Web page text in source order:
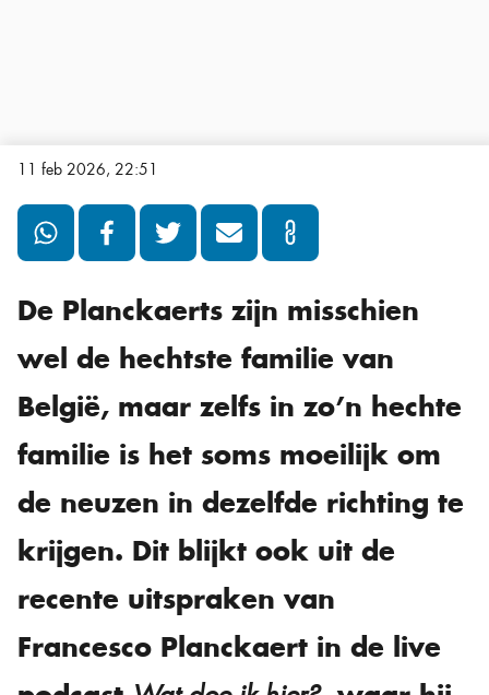
11 feb 2026, 22:51
De Planckaerts zijn misschien
wel de hechtste familie van
België, maar zelfs in zo’n hechte
familie is het soms moeilijk om
de neuzen in dezelfde richting te
krijgen. Dit blijkt ook uit de
recente uitspraken van
Francesco Planckaert in de live